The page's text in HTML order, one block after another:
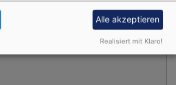
verwalten
Alle akzeptieren
Realisiert mit Klaro!